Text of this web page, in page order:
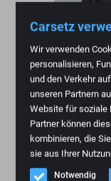
Carsetz
Wir verwenden
personalisieren,
und den Verkehr
unseren Partnern
Website für soziale
Partner können
kombinieren, die
sie aus Ihrer
Notwendig